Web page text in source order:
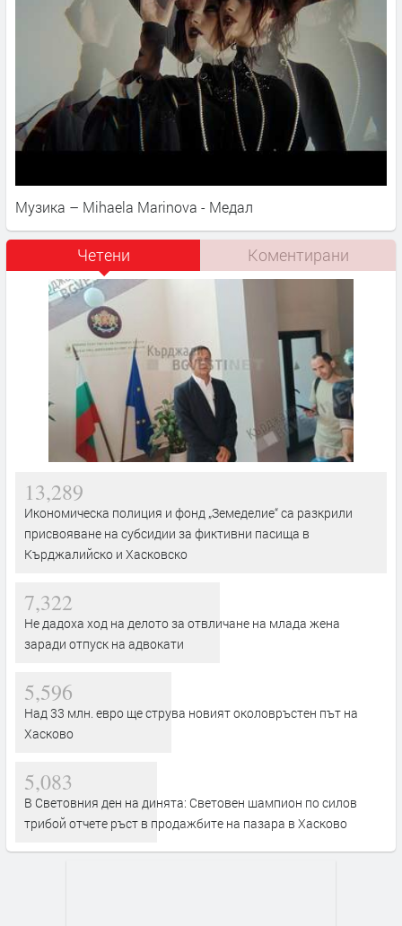
Музика – Mihaela Marinova - Медал
Четени Коментирани
13,289
Икономическа полиция и фонд „Земеделие“ са разкрили
присвояване на субсидии за фиктивни пасища в
Кърджалийско и Хасковско
7,322
Не дадоха ход на делото за отвличане на млада жена
заради отпуск на адвокати
5,596
Над 33 млн. евро ще струва новият околовръстен път на
Хасково
5,083
В Световния ден на динята: Световен шампион по силов
трибой отчете ръст в продажбите на пазара в Хасково